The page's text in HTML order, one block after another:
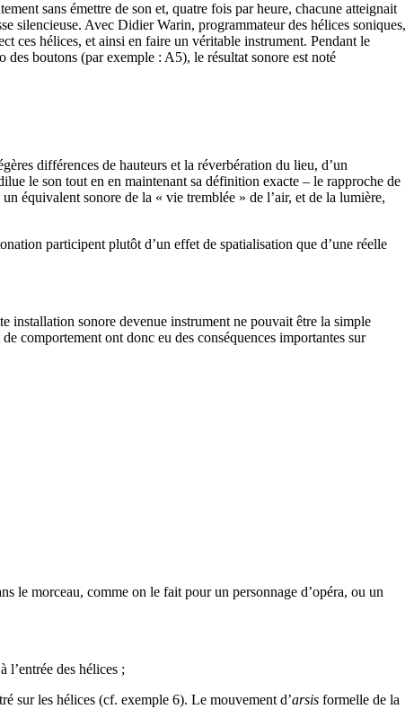
sans émettre de son et, quatre fois par heure, chacune atteignait
silencieuse. Avec Didier Warin, programmateur des hélices soniques,
ces hélices, et ainsi en faire un véritable instrument. Pendant le
des boutons (par exemple : A5), le résultat sonore est noté
différences de hauteurs et la réverbération du lieu, d’un
le son tout en en maintenant sa définition exacte – le rapproche de
équivalent sonore de la « vie tremblée » de l’air, et de la lumière,
participent plutôt d’un effet de spatialisation que d’une réelle
installation sonore devenue instrument ne pouvait être la simple
comportement ont donc eu des conséquences importantes sur
le morceau, comme on le fait pour un personnage d’opéra, ou un
l’entrée des hélices ;
sur les hélices (cf. exemple 6). Le mouvement d’arsis formelle de la